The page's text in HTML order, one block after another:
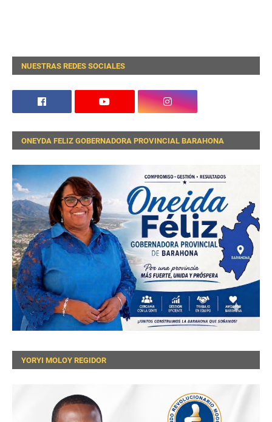
NUESTRAS REDES SOCIALES
ONEYDA FELIZ GOBERNADORA PROVINCIAL BARAHONA
YORYI MOLOY REGIDOR